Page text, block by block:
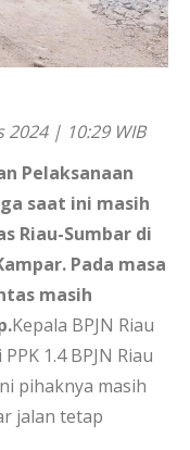
2024 | 10:29 WIB
Pelaksanaan
saat ini masih
Riau-Sumbar di
Pada masa
masih
Kepala BPJN Riau
1.4 BPJN Riau
pihaknya masih
jalan tetap